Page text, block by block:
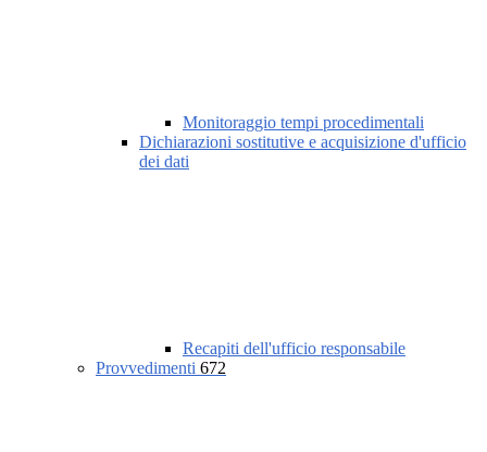
Monitoraggio tempi procedimentali
Dichiarazioni sostitutive e acquisizione d'ufficio
dei dati
Recapiti dell'ufficio responsabile
Provvedimenti 672